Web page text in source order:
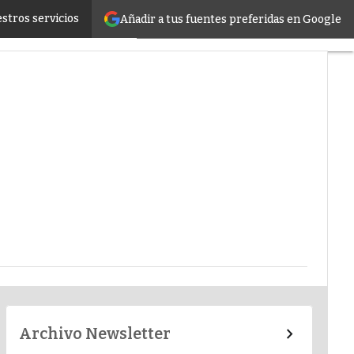
Añadir a tus fuentes preferidas en Google
servicios
infrastructure
Archivo Newsletter